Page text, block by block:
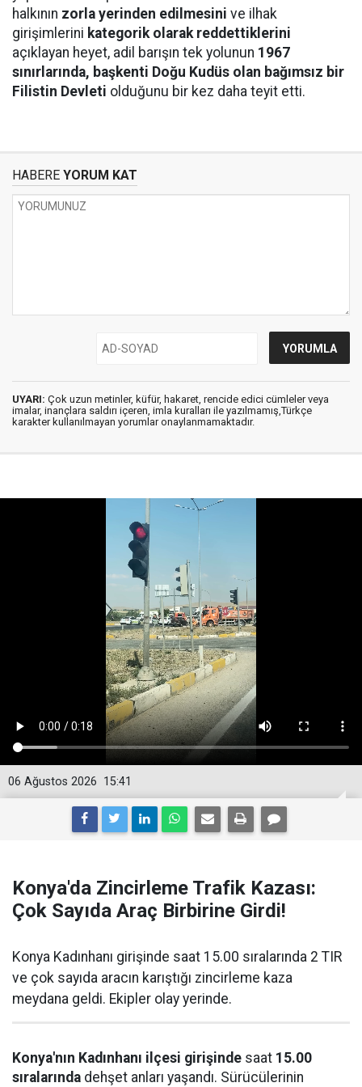
halkının zorla yerinden edilmesini ve ilhak
girişimlerini kategorik olarak reddettiklerini
açıklayan heyet, adil barışın tek yolunun 1967
sınırlarında, başkenti Doğu Kudüs olan bağımsız bir
Filistin Devleti olduğunu bir kez daha teyit etti.
HABERE YORUM KAT
UYARI: Çok uzun metinler, küfür, hakaret, rencide edici cümleler veya
imalar, inançlara saldırı içeren, imla kuralları ile yazılmamış,Türkçe
karakter kullanılmayan yorumlar onaylanmamaktadır.
15:41
06 Ağustos 2026
Konya'da Zincirleme Trafik Kazası:
Çok Sayıda Araç Birbirine Girdi!
Konya Kadınhanı girişinde saat 15.00 sıralarında 2 TIR
ve çok sayıda aracın karıştığı zincirleme kaza
meydana geldi. Ekipler olay yerinde.
Konya'nın Kadınhanı ilçesi girişinde saat 15.00
sıralarında dehşet anları yaşandı. Sürücülerinin